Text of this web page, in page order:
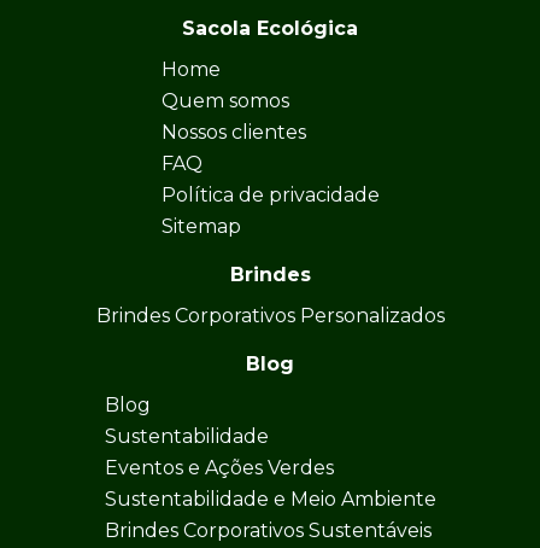
Sacola Ecológica
Home
Quem somos
Nossos clientes
FAQ
Política de privacidade
Sitemap
Brindes
Brindes Corporativos Personalizados
Blog
Blog
Sustentabilidade
Eventos e Ações Verdes
Sustentabilidade e Meio Ambiente
Brindes Corporativos Sustentáveis